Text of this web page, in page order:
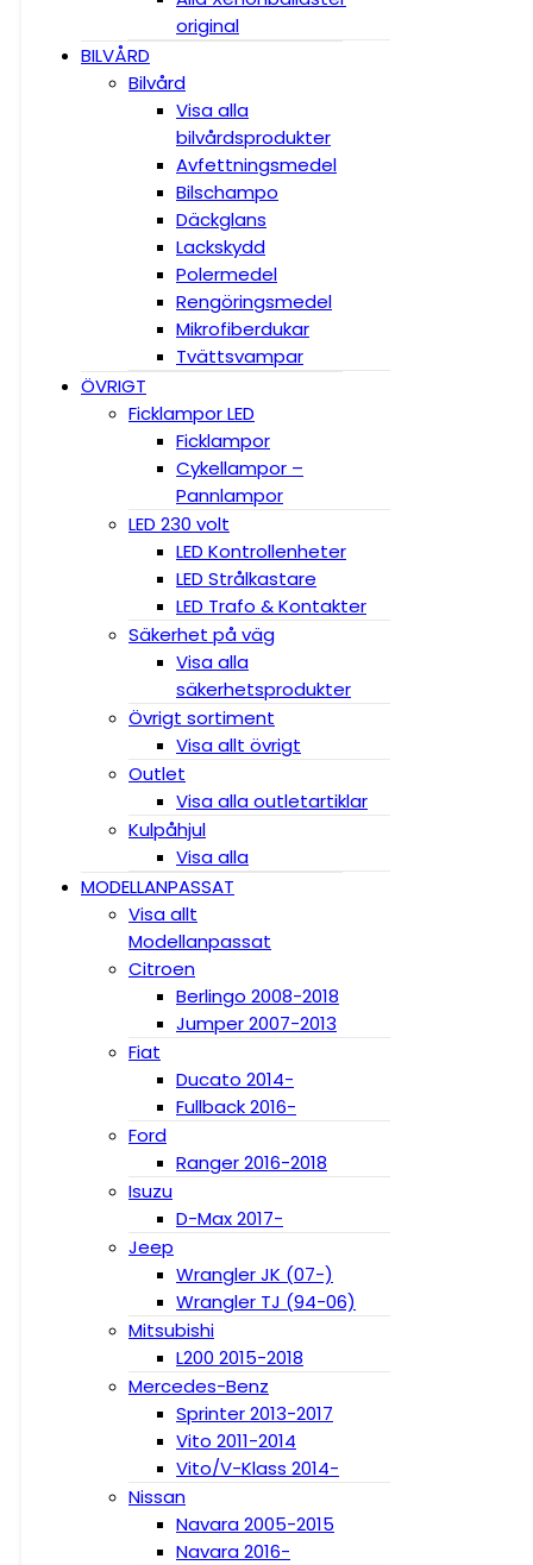
original
BILVÅRD
Bilvård
Visa alla
bilvårdsprodukter
Avfettningsmedel
Bilschampo
Däckglans
Lackskydd
Polermedel
Rengöringsmedel
Mikrofiberdukar
Tvättsvampar
ÖVRIGT
Ficklampor LED
Ficklampor
Cykellampor –
Pannlampor
LED 230 volt
LED Kontrollenheter
LED Strålkastare
LED Trafo & Kontakter
Säkerhet på väg
Visa alla
säkerhetsprodukter
Övrigt sortiment
Visa allt övrigt
Outlet
Visa alla outletartiklar
Kulpåhjul
Visa alla
MODELLANPASSAT
Visa allt
Modellanpassat
Citroen
Berlingo 2008-2018
Jumper 2007-2013
Fiat
Ducato 2014-
Fullback 2016-
Ford
Ranger 2016-2018
Isuzu
D-Max 2017-
Jeep
Wrangler JK (07-)
Wrangler TJ (94-06)
Mitsubishi
L200 2015-2018
Mercedes-Benz
Sprinter 2013-2017
Vito 2011-2014
Vito/V-Klass 2014-
Nissan
Navara 2005-2015
Navara 2016-